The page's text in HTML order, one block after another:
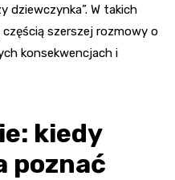
dziewczynka”. W takich
szerszej rozmowy o
konsekwencjach i
kiedy
poznać